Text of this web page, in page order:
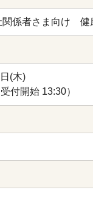
関係者さま向け 健
(木)
付開始 13:30）